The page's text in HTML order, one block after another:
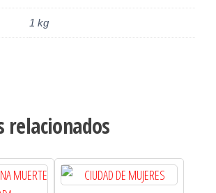
1 kg
relacionados